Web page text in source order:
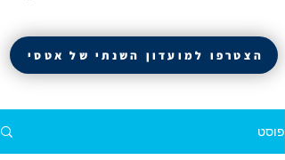
הצטרפו למועדון השנתי של אטסי
פוסט